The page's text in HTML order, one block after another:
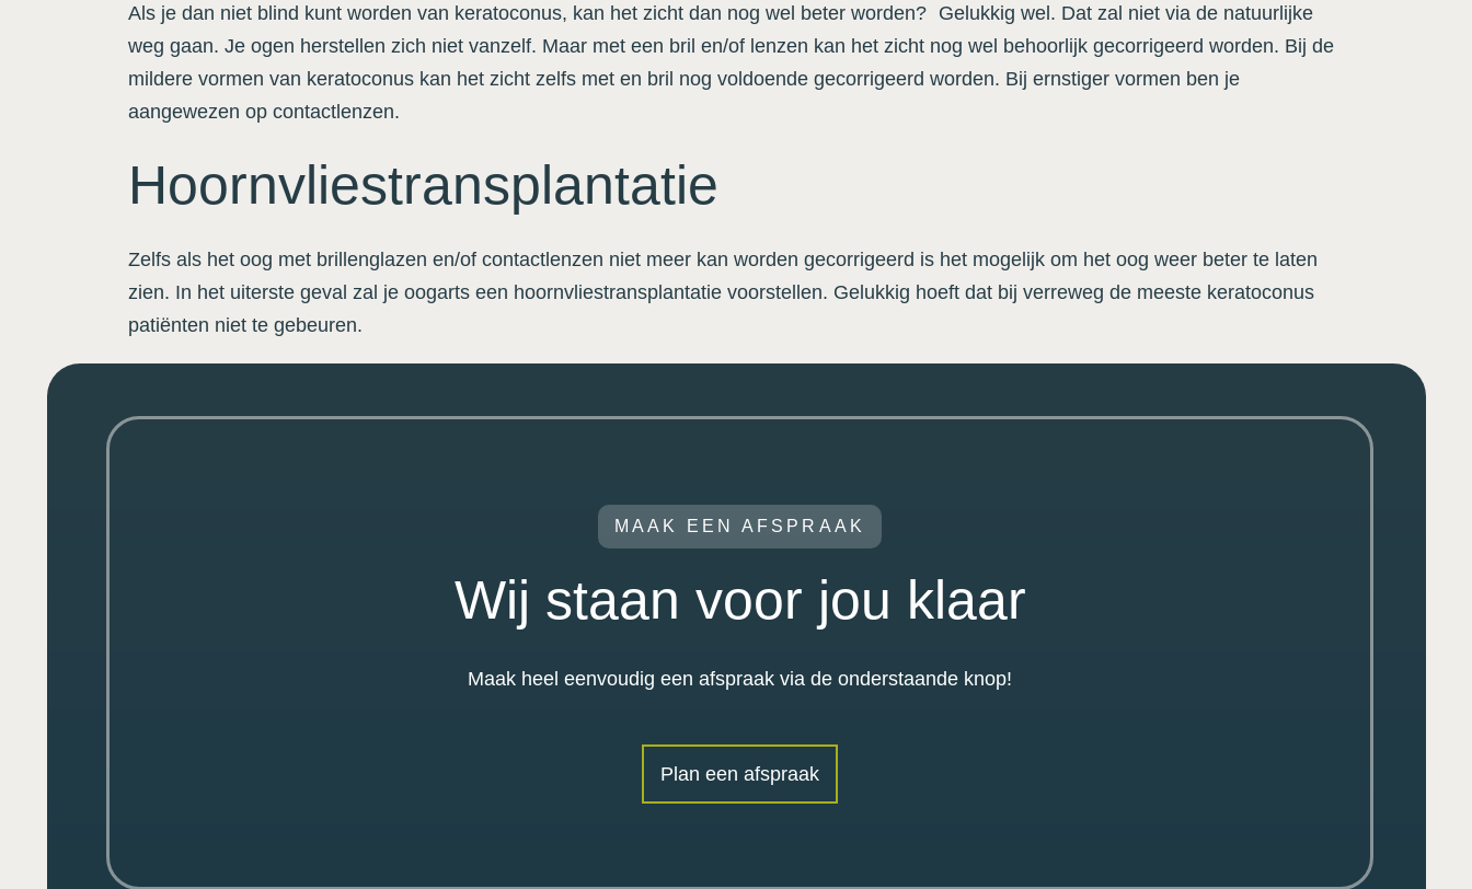
Als je dan niet blind kunt worden van keratoconus, kan het zicht dan nog wel beter worden? Gelukkig wel. Dat zal niet via de natuurlijke
weg gaan. Je ogen herstellen zich niet vanzelf. Maar met een bril en/of lenzen kan het zicht nog wel behoorlijk gecorrigeerd worden. Bij de
mildere vormen van keratoconus kan het zicht zelfs met en bril nog voldoende gecorrigeerd worden. Bij ernstiger vormen ben je
aangewezen op contactlenzen.
Hoornvliestransplantatie
Zelfs als het oog met brillenglazen en/of contactlenzen niet meer kan worden gecorrigeerd is het mogelijk om het oog weer beter te laten
zien. In het uiterste geval zal je oogarts een hoornvliestransplantatie voorstellen. Gelukkig hoeft dat bij verreweg de meeste keratoconus
patiënten niet te gebeuren.
MAAK EEN AFSPRAAK
Wij staan voor jou klaar
Maak heel eenvoudig een afspraak via de onderstaande knop!
Plan een afspraak